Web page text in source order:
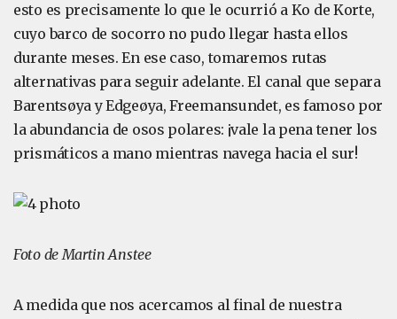
esto es precisamente lo que le ocurrió a Ko de Korte,
cuyo barco de socorro no pudo llegar hasta ellos
durante meses. En ese caso, tomaremos rutas
alternativas para seguir adelante. El canal que separa
Barentsøya y Edgeøya, Freemansundet, es famoso por
la abundancia de osos polares: ¡vale la pena tener los
prismáticos a mano mientras navega hacia el sur!
Foto de Martin Anstee
A medida que nos acercamos al final de nuestra